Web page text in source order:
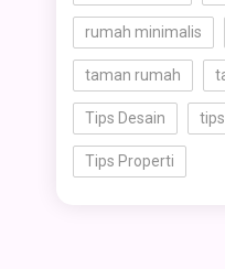
rumah minimalis
taman rumah
Tips Desain
Tips Properti